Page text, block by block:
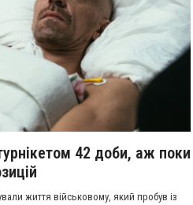
42 доби, аж поки
життя військовому, який пробув із